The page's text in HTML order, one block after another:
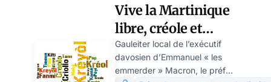
Vive la Martinique
libre, créole et
non-piquée ! par
Modeste Schwartz
Gauleiter local de l’exécutif
davosien d’Emmanuel « les
emmerder » Macron, le préfet